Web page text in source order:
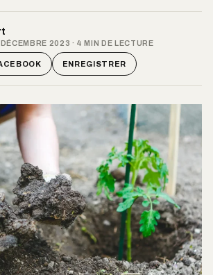
2023 · 4 MIN DE LECTURE
ENREGISTRER